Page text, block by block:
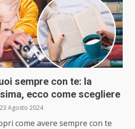
sempre con te: la
ecco come scegliere
23 Agosto 2024
come avere sempre con te